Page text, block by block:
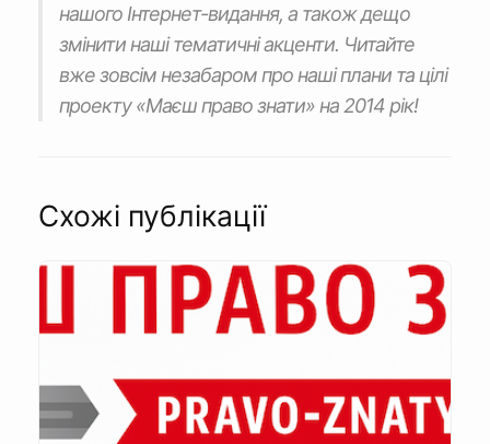
нашого Інтернет-видання, а також дещо
змінити наші тематичні акценти. Читайте
вже зовсім незабаром про наші плани та цілі
проекту «Маєш право знати» на 2014 рік!
Схожі публікації